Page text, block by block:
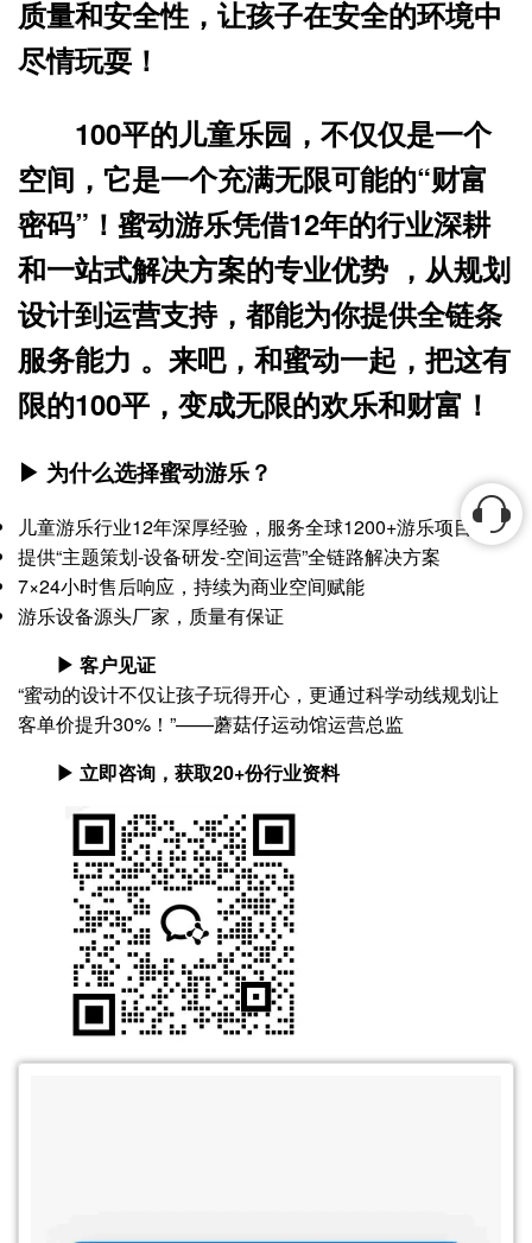
质量和安全性，让孩子在安全的环境中
尽情玩耍！
100平的儿童乐园，不仅仅是一个
空间，它是一个充满无限可能的“财富
密码”！蜜动游乐凭借12年的行业深耕
和一站式解决方案的专业优势 ，从规划
设计到运营支持，都能为你提供全链条
服务能力 。来吧，和蜜动一起，把这有
限的100平，变成无限的欢乐和财富！
▶ 为什么选择蜜动游乐？
儿童游乐行业12年深厚经验，服务全球1200+游乐项目
提供“主题策划-设备研发-空间运营”全链路解决方案
7×24小时售后响应，持续为商业空间赋能
游乐设备源头厂家，质量有保证
▶ 客户见证
“蜜动的设计不仅让孩子玩得开心，更通过科学动线规划让
客单价提升30%！”——蘑菇仔运动馆运营总监
▶ 立即咨询，获取20+份行业资料